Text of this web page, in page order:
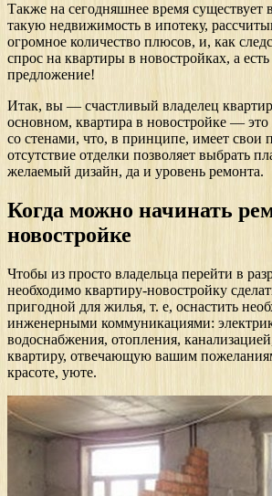
Также на сегодняшнее время существует
такую недвижимость в ипотеку,
огромное количество плюсов, и, как
спрос на квартиры в новостройках, а
предложение!
Итак, вы — счастливый владелец
основном, квартира в новостройке —
со стенами, что, в принципе, имеет свои
отсутствие отделки позволяет выбрать
желаемый дизайн, да и уровень ремонта.
Когда можно начинать
новостройке
Чтобы из просто владельца перейти в
необходимо квартиру-новостройку
пригодной для жилья, т. е, оснастить
инженерными коммуникациями:
водоснабжения, отопления,
квартиру, отвечающую вашим
красоте, уюте.